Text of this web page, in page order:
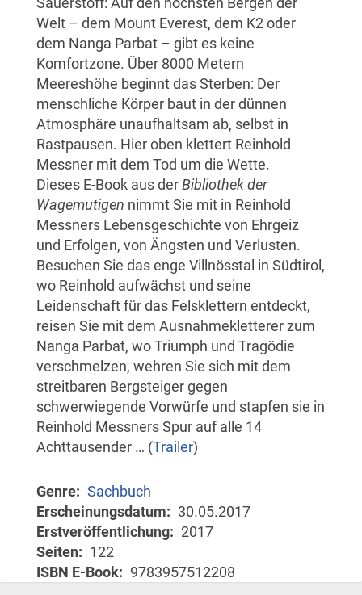
Welt – dem Mount Everest, dem K2 oder
dem Nanga Parbat – gibt es keine
Komfortzone. Über 8000 Metern
Meereshöhe beginnt das Sterben: Der
menschliche Körper baut in der dünnen
Atmosphäre unaufhaltsam ab, selbst in
Rastpausen. Hier oben klettert Reinhold
Messner mit dem Tod um die Wette.
Dieses E-Book aus derBibliothek der
Wagemutigen nimmt Sie mit in Reinhold
Messners Lebensgeschichte von Ehrgeiz
und Erfolgen, von Ängsten und Verlusten.
Besuchen Sie das enge Villnösstal in Südtirol,
wo Reinhold aufwächst und seine
Leidenschaft für das Felsklettern entdeckt,
reisen Sie mit dem Ausnahmekletterer zum
Nanga Parbat, wo Triumph und Tragödie
verschmelzen, wehren Sie sich mit dem
streitbaren Bergsteiger gegen
schwerwiegende Vorwürfe und stapfen sie in
Reinhold Messners Spur auf alle 14
Achttausender … (Trailer)
Genre
Sachbuch
Erscheinungsdatum
30.05.2017
Erstveröffentlichung
2017
Seiten
122
ISBN E-Book
9783957512208